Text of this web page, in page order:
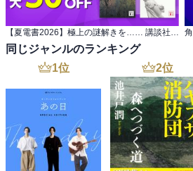
同じジャンルのランキング
1位 2位